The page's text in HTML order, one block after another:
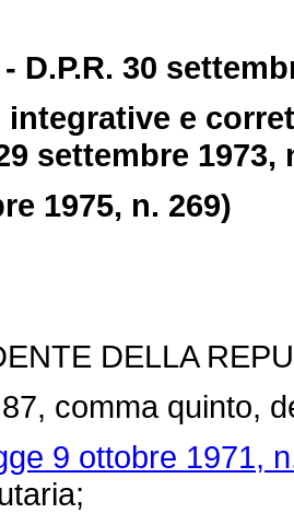
D.P.R. 30
e
settembre 1973,
1975, n. 269)
DELLA
comma quinto,
9 ottobre 1971,